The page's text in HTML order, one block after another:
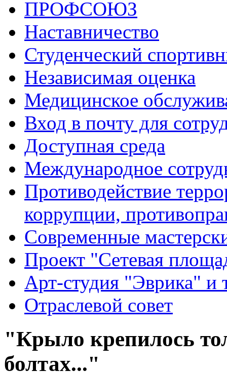
ПРОФСОЮЗ
Наставничество
Студенческий
Независимая оценка
Медицинское
Вход в почту для
Доступная среда
Международное
Противодействие
коррупции,
Современные
Проект "Сетевая
Арт-студия "Эврика" и
Отраслевой совет
"Крыло крепилось
болтах..."